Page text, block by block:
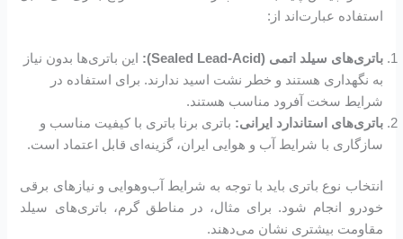
استفاده عبارت‌اند از:
باتری‌های سیلد اتمی (Sealed Lead-Acid):
این باتری‌ها بدون نیاز
به نگهداری هستند و خطر نشت اسید ندارند. برای استفاده در
شرایط سخت آفرود مناسب هستند.
باتری‌های استاندارد ایرانی: باتری برنا باتری با کیفیت مناسب و
سازگاری با شرایط آب و هوایی ایران، گزینه‌ای قابل اعتماد است.
انتخاب نوع باتری باید با توجه به شرایط آب‌وهوایی و نیازهای برقی
خودرو انجام شود. برای مثال، در مناطق گرم، باتری‌های سیلد
مقاومت بیشتری نشان می‌دهند.